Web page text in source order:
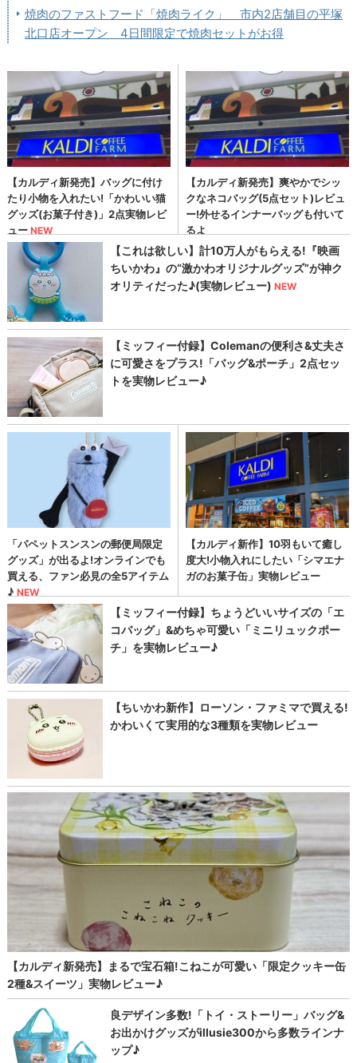
焼肉のファストフード「焼肉ライク」 市内2店舗目の平塚
北口店オープン 4日間限定で焼肉セットがお得